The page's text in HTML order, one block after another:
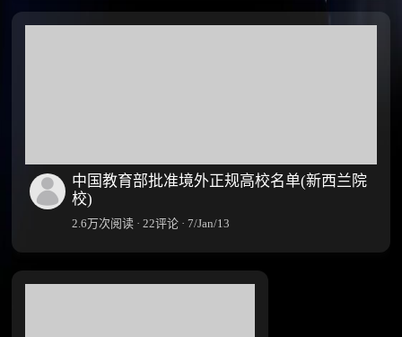
中国教育部批准境外正规高校名单(新西兰院
校)
2.6万次阅读 · 22评论 · 7/Jan/13